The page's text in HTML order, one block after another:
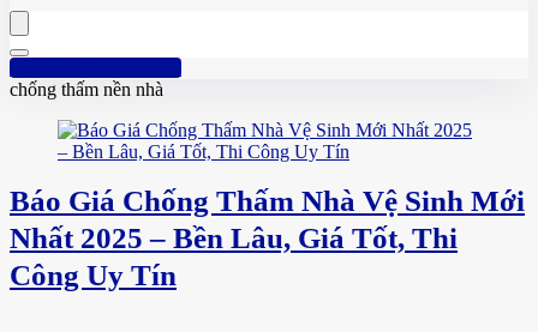
Hotline: 0961 894 472
chống thấm nền nhà
Báo Giá Chống Thấm Nhà Vệ Sinh Mới
Nhất 2025 – Bền Lâu, Giá Tốt, Thi
Công Uy Tín